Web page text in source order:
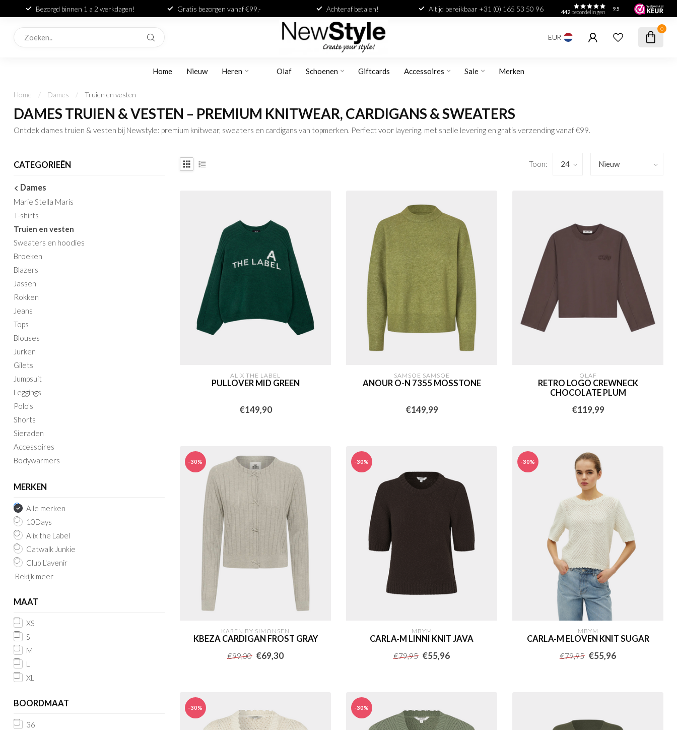
Bezorgd binnen 1 a 2 werkdagen! Gratis bezorgen vanaf €99,- Achteraf betalen! Altijd bereikbaar +31 (0) 165 53 50 96 442beoordelingen
9.5
EUR
0
Home Nieuw Heren Olaf Schoenen Giftcards Accessoires Sale Merken
Home / Dames / Truien en vesten
DAMES TRUIEN & VESTEN – PREMIUM KNITWEAR, CARDIGANS & SWEATERS
Ontdek dames truien & vesten bij Newstyle: premium knitwear, sweaters en cardigans van topmerken. Perfect voor layering, met snelle levering en gratis verzending vanaf €99.
CATEGORIEËN
Dames
Marie Stella Maris
T-shirts
Truien en vesten
Sweaters en hoodies
Broeken
Blazers
Jassen
Rokken
Jeans
Tops
Blouses
Jurken
Gilets
Jumpsuit
Leggings
Polo's
Shorts
Sieraden
Accessoires
Bodywarmers
MERKEN
Alle merken
10Days
Alix the Label
Catwalk Junkie
Club L'avenir
Bekijk meer
MAAT
XS
S
M
L
XL
BOORDMAAT
36
Toon:
ALIX THE LABEL
PULLOVER MID GREEN
€149,90
SAMSOE SAMSOE
ANOUR O-N 7355 MOSSTONE
€149,99
OLAF
RETRO LOGO CREWNECK
CHOCOLATE PLUM
€119,99
-30%
KAREN BY SIMONSEN
KBEZA CARDIGAN FROST GRAY
€99,00 €69,30
-30%
MBYM
CARLA-M LINNI KNIT JAVA
€79,95 €55,96
-30%
MBYM
CARLA-M ELOVEN KNIT SUGAR
€79,95 €55,96
-30% -30%